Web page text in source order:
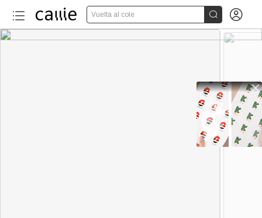
Vuelta al cole  
